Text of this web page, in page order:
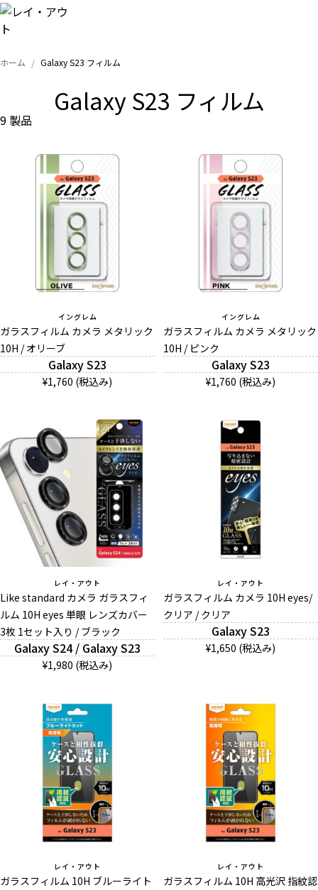
トップ
Galaxy
AQUOS
Google
And More
デザインから探す
事業内容
会社概要
お知らせ
よくある質問
お問い合わせ（一般の皆様）
プライバシーポリシー
ホーム Galaxy S23 フィルム
Galaxy S23 フィルム
9 製品
イングレム
ガラスフィルム カメラ メタリック
10H / オリーブ
Galaxy S23
¥1,760 (税込み)
イングレム
ガラスフィルム カメラ メタリック
10H / ピンク
Galaxy S23
¥1,760 (税込み)
レイ・アウト
Like standard カメラ ガラスフィ
ルム 10H eyes 単眼 レンズカバー
3枚 1セット入り / ブラック
Galaxy S24 / Galaxy S23
¥1,980 (税込み)
レイ・アウト
ガラスフィルム カメラ 10H eyes/
クリア / クリア
Galaxy S23
¥1,650 (税込み)
レイ・アウト
ガラスフィルム 10H ブルーライト
レイ・アウト
ガラスフィルム 10H 高光沢 指紋認